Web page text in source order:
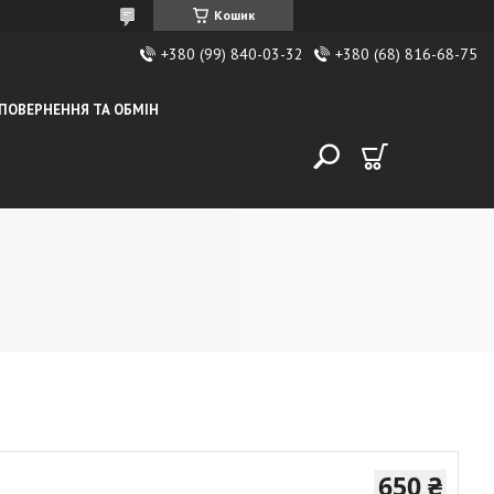
Кошик
+380 (99) 840-03-32 +380 (68) 816-68-75
ПОВЕРНЕННЯ ТА ОБМІН
650 ₴